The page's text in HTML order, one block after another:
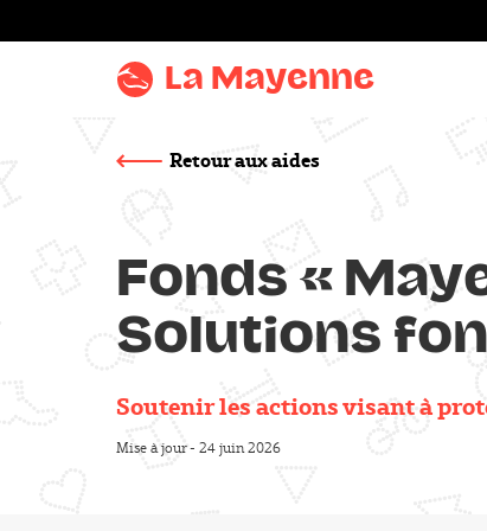
contraste
La Mayenne
Retour aux aides
Title
Fonds «
Solutions
Soutenir les actions visant à
Mise à jour - 24 juin 2026